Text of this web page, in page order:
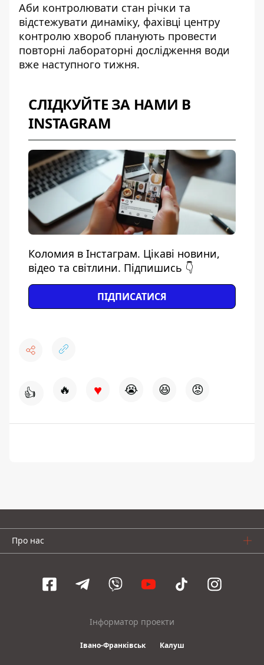
Аби контролювати стан річки та
відстежувати динаміку, фахівці центру
контролю хвороб планують провести
повторні лабораторні дослідження води
вже наступного тижня.
СЛІДКУЙТЕ ЗА НАМИ В
INSTAGRAM
Коломия в Інстаграм. Цікаві новини,
відео та світлини. Підпишись 👇
ПІДПИСАТИСЯ
👍 🔥 ♥ 😭 😆 😡
Про нас
Інформатор проекти
Івано-Франківськ Калуш